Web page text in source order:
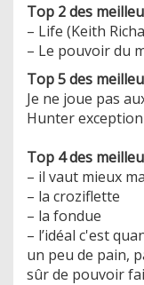
Top 2 des
– Life (Keith
– Le pouvoir du
Top 5 des
Je ne joue pas
Hunter
Top 4 des
– il vaut mieux
– la croziflette
– la fondue
– l’idéal c'est
un peu de pain,
sûr de pouvoir